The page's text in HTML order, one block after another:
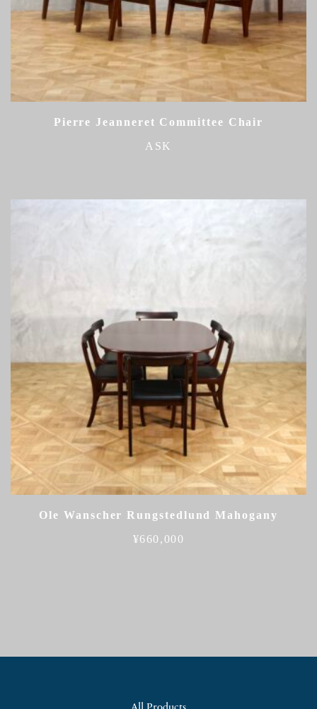
Pierre Jeanneret Committee Chair
ASK
Ole Wanscher Rungstedlund Mahogany
¥660,000